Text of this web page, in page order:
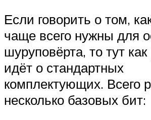
Если говорить о том,
чаще всего нужны для
шуруповёрта, то тут
идёт о стандартных
комплектующих. Всего
несколько базовых бит: